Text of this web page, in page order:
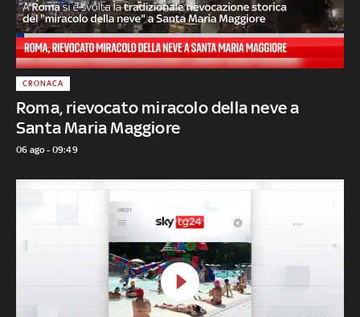
Roma, rievocato miracolo della neve a
Santa Maria Maggiore
CRONACA
06 ago - 09:49